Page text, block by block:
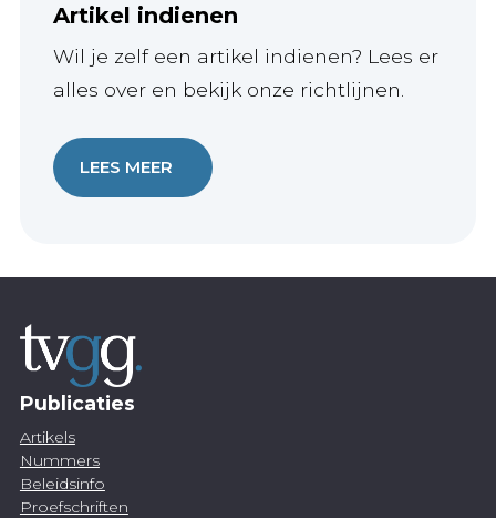
Artikel indienen
Wil je zelf een artikel indienen? Lees er
alles over en bekijk onze richtlijnen.
LEES MEER
Publicaties
Artikels
Nummers
Beleidsinfo
Proefschriften